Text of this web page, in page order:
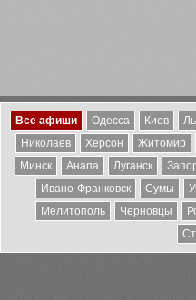
Все афиши Одесса Киев
Николаев
Херсон Житомир
Минск
Анапа Луганск
Ивано-Франковск
Сумы
Мелитополь
Черновцы